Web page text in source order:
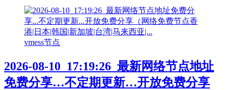
vmess节点
2026-08-10_17:19:26_最新网络节点地址
免费分享…不定期更新…开放免费分享